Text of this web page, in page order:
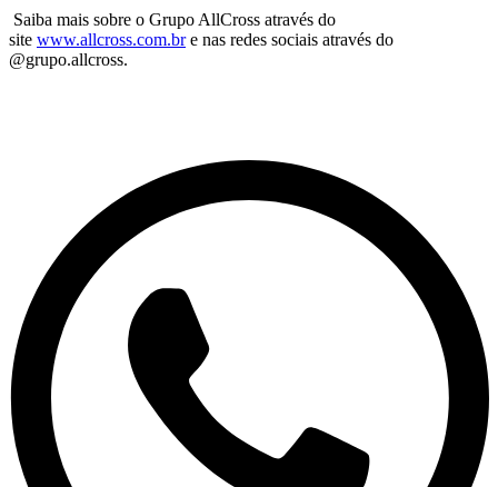
Saiba mais sobre o Grupo AllCross através do
site www.allcross.com.bre nas redes sociais através do
@grupo.allcross.